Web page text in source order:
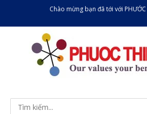
Chào mừng bạn đã tới với PHƯỚC